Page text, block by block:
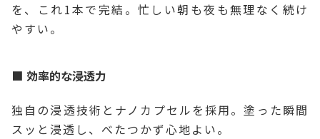
を、これ1本で完結。忙しい朝も夜も無理なく続け
やすい。
効率的な浸透力
独自の浸透技術とナノカプセルを採用。塗った瞬間
スッと浸透し、べたつかず心地よい。